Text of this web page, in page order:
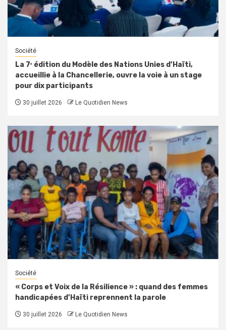
Société
La 7ᵉ édition du Modèle des Nations Unies d’Haïti,
accueillie à la Chancellerie, ouvre la voie à un stage
pour dix participants
30 juillet 2026 Le Quotidien News
Société
« Corps et Voix de la Résilience » : quand des femmes
handicapées d’Haïti reprennent la parole
30 juillet 2026 Le Quotidien News